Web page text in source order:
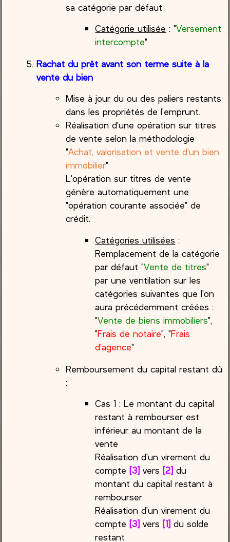
sa catégorie par défaut
Catégorie utilisée : "Versement
intercompte"
Rachat du prêt avant son terme suite à la
vente du bien
Mise à jour du ou des paliers restants
dans les propriétés de l'emprunt.
Réalisation d'une opération sur titres
de vente selon la méthodologie
"Achat, valorisation et vente d'un bien
immobilier"
L'opération sur titres de vente
génère automatiquement une
"opération courante associée" de
crédit.
Catégories utilisées :
Remplacement de la catégorie
par défaut "Vente de titres"
par une ventilation sur les
catégories suivantes que l'on
aura précédemment créées :
"Vente de biens immobiliers",
"Frais de notaire", "Frais
d'agence"
Remboursement du capital restant dû
:
Cas 1 : Le montant du capital
restant à rembourser est
inférieur au montant de la
vente
Réalisation d'un virement du
compte [3] vers [2] du
montant du capital restant à
rembourser
Réalisation d'un virement du
compte [3] vers [1] du solde
restant